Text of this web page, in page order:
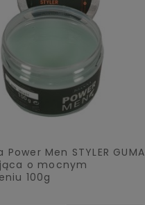
Power Men STYLER GUMA
o mocnym
100g